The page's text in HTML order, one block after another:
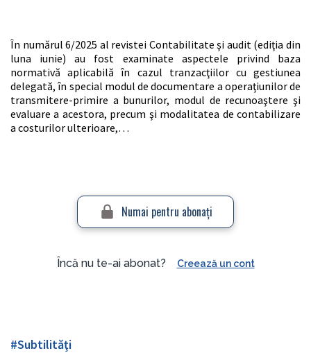
În numărul 6/2025 al revistei Contabilitate şi audit (ediţia din
luna iunie) au fost examinate aspectele privind baza
normativă aplicabilă în cazul tranzacţiilor cu gestiunea
delegată, în special modul de documentare a operaţiunilor de
transmitere-primire a bunurilor, modul de recunoaştere şi
evaluare a acestora, precum şi modalitatea de contabilizare
a costurilor ulterioare,…
Numai pentru abonaţi
Încă nu te-ai abonat? Creează un cont
#Subtilităţi